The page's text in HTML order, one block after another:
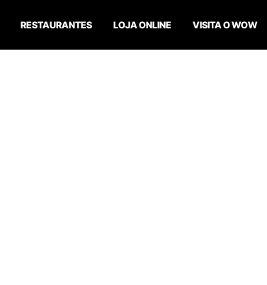
RESTAURANTES LOJA ONLINE VISITA O WOW